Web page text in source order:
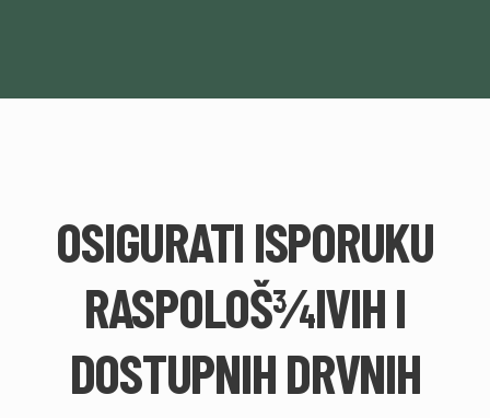
OSIGURATI ISPORUKU
RASPOLOŠ¾IVIH I
DOSTUPNIH DRVNIH